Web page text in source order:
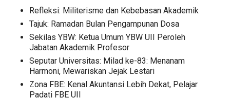
Refleksi: Militerisme dan Kebebasan Akademik
Tajuk: Ramadan Bulan Pengampunan Dosa
Sekilas YBW: Ketua Umum YBW UII Peroleh
Jabatan Akademik Profesor
Seputar Universitas: Milad ke-83: Menanam
Harmoni, Mewariskan Jejak Lestari
Zona FBE: Kenal Akuntansi Lebih Dekat, Pelajar
Padati FBE UII